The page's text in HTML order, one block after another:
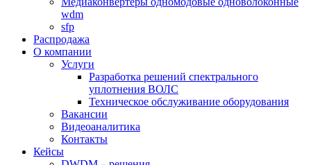
wdm
sfp
Распродажа
О компании
Услуги
Разработка решений спектрального
уплотнения ВОЛС
Техническое обслуживание оборудования
Вакансии
Видеоаналитика
Контакты
Кейсы